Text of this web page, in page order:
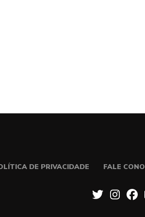
DE PRIVACIDADE FALE